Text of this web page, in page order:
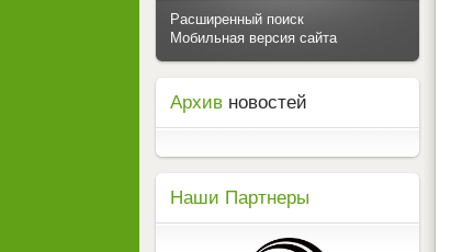
Расширенный поиск
Мобильная версия сайта
Архив новостей
Наши Партнеры